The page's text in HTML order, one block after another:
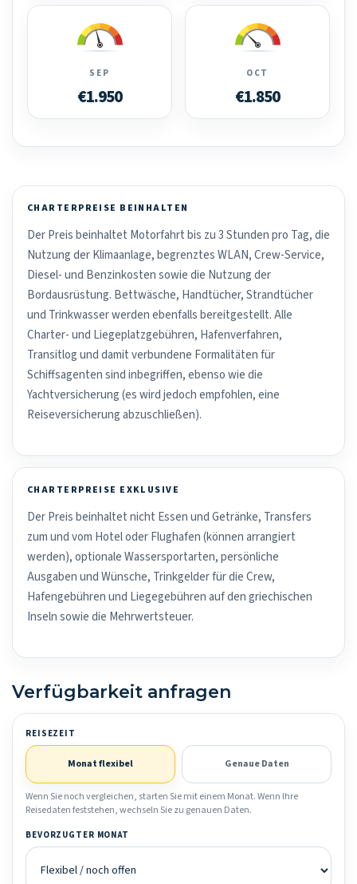
SEP
€1.950
OCT
€1.850
CHARTERPREISE BEINHALTEN
Der Preis beinhaltet Motorfahrt bis zu 3 Stunden pro Tag, die
Nutzung der Klimaanlage, begrenztes WLAN, Crew-Service,
Diesel- und Benzinkosten sowie die Nutzung der
Bordausrüstung. Bettwäsche, Handtücher, Strandtücher
und Trinkwasser werden ebenfalls bereitgestellt. Alle
Charter- und Liegeplatzgebühren, Hafenverfahren,
Transitlog und damit verbundene Formalitäten für
Schiffsagenten sind inbegriffen, ebenso wie die
Yachtversicherung (es wird jedoch empfohlen, eine
Reiseversicherung abzuschließen).
CHARTERPREISE EXKLUSIVE
Der Preis beinhaltet nicht Essen und Getränke, Transfers
zum und vom Hotel oder Flughafen (können arrangiert
werden), optionale Wassersportarten, persönliche
Ausgaben und Wünsche, Trinkgelder für die Crew,
Hafengebühren und Liegegebühren auf den griechischen
Inseln sowie die Mehrwertsteuer.
Verfügbarkeit anfragen
REISEZEIT
Monat flexibel Genaue Daten
Wenn Sie noch vergleichen, starten Sie mit einem Monat. Wenn Ihre
Reisedaten feststehen, wechseln Sie zu genauen Daten.
BEVORZUGTER MONAT